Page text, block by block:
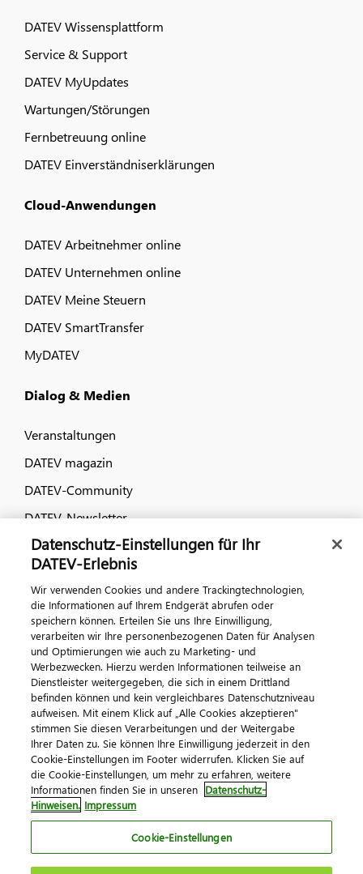
DATEV Wissensplattform
Service & Support
DATEV MyUpdates
Wartungen/Störungen
Fernbetreuung online
DATEV Einverständniserklärungen
Cloud-Anwendungen
DATEV Arbeitnehmer online
DATEV Unternehmen online
DATEV Meine Steuern
DATEV SmartTransfer
MyDATEV
Dialog & Medien
Veranstaltungen
DATEV magazin
DATEV-Community
DATEV-Newsletter
Kontaktieren Sie uns
© 2026 DATEV eG
ImpressumDatenschutzAGB Kontakt
Cookie-Einstellungen
Datenschutz-Einstellungen für Ihr
DATEV-Erlebnis
Wir verwenden Cookies und andere Trackingtechnologien,
die Informationen auf Ihrem Endgerät abrufen oder
speichern können. Erteilen Sie uns Ihre Einwilligung,
verarbeiten wir Ihre personenbezogenen Daten für Analysen
und Optimierungen wie auch zu Marketing- und
Werbezwecken. Hierzu werden Informationen teilweise an
Dienstleister weitergegeben, die sich in einem Drittland
befinden können und kein vergleichbares Datenschutzniveau
aufweisen. Mit einem Klick auf „Alle Cookies akzeptieren"
stimmen Sie diesen Verarbeitungen und der Weitergabe
Ihrer Daten zu. Sie können Ihre Einwilligung jederzeit in den
Cookie-Einstellungen im Footer widerrufen. Klicken Sie auf
die Cookie-Einstellungen, um mehr zu erfahren, weitere
Informationen finden Sie in unseren Datenschutz-
Hinweisen. Impressum
Cookie-Einstellungen